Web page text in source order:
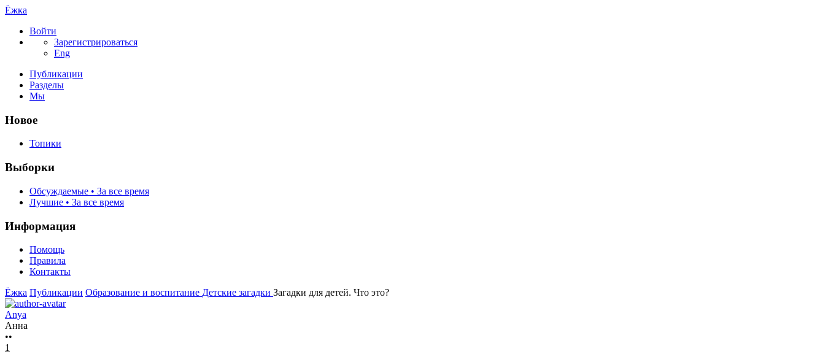
Ёжка
Войти
Зарегистрироваться
Eng
Публикации
Разделы
Мы
Новое
Топики
Выборки
Обсуждаемые • За все время
Лучшие • За все время
Информация
Помощь
Правила
Контакты
Ёжка Публикации Образование и воспитание Детские загадки Загадки для детей. Что это?
Anya
Анна
••
1